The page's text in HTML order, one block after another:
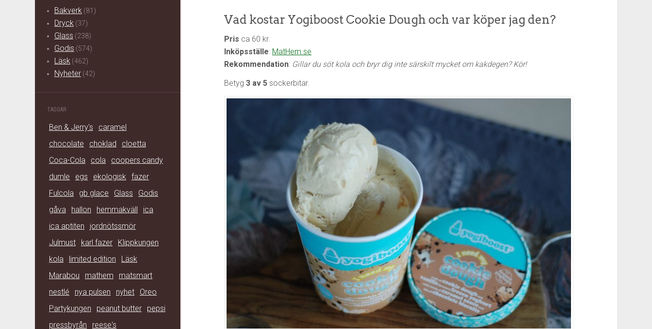
Bakverk (81)
Dryck (37)
Glass (238)
Godis (574)
Läsk (462)
Nyheter (42)
TAGGAR
Ben & Jerry's
caramel
chocolate
choklad
cloetta
Coca-Cola
cola
coopers candy
dumle
egs ekologisk fazer
Fulcola
gb glace Glass
Godis
gåva
hallon hemmakväll
ica
ica aptiten
jordnötssmör
Julmust
karl fazer
Klippkungen
kola
limited edition
Läsk
Marabou
mathem
matsmart
nestlé
nya pulsen nyhet
Oreo
Partykungen
peanut butter
pepsi
pressbyrån
reese's
Vad kostar Yogiboost Cookie Dough och var köper jag den?
Pris ca 60 kr.
Inköpsställe: MatHem.se
Rekommendation: Gillar du söt kola och bryr dig inte särskilt mycket om kakdegen? Kör!
Betyg 3 av 5 sockerbitar.